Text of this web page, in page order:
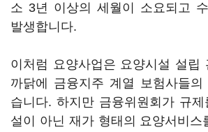
소 3년 이상의 세월이 소요되고
발생합니다.
이처럼 요양사업은 요양시설 설립
까닭에 금융지주 계열 보험사들의
습니다. 하지만 금융위원회가 규제
설이 아닌 재가 형태의 요양서비스